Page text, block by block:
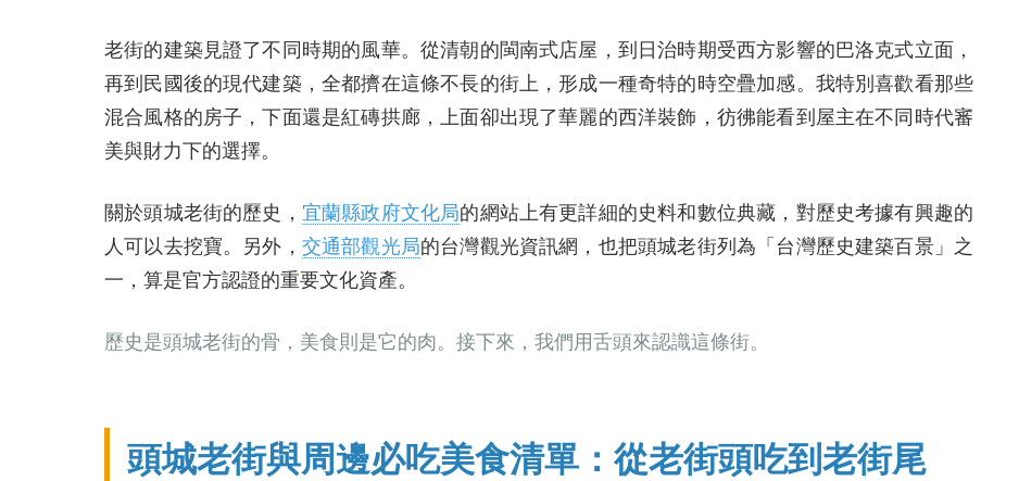
老街的建築見證了不同時期的風華。從清朝的閩南式店屋，到日治時期受西方影響的巴洛克式立面，
再到民國後的現代建築，全都擠在這條不長的街上，形成一種奇特的時空疊加感。我特別喜歡看那些
混合風格的房子，下面還是紅磚拱廊，上面卻出現了華麗的西洋裝飾，彷彿能看到屋主在不同時代審
美與財力下的選擇。
關於頭城老街的歷史， 宜蘭縣政府文化局的網站上有更詳細的史料和數位典藏，對歷史考據有興趣的
人可以去挖寶。另外， 交通部觀光局的台灣觀光資訊網，也把頭城老街列為「台灣歷史建築百景」之
一，算是官方認證的重要文化資產。
歷史是頭城老街的骨，美食則是它的肉。接下來，我們用舌頭來認識這條街。
頭城老街與周邊必吃美食清單：從老街頭吃到老街尾